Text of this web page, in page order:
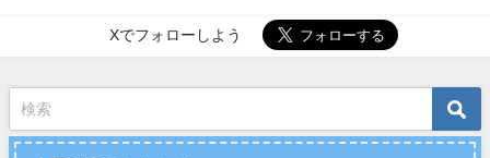
Xでフォローしよう